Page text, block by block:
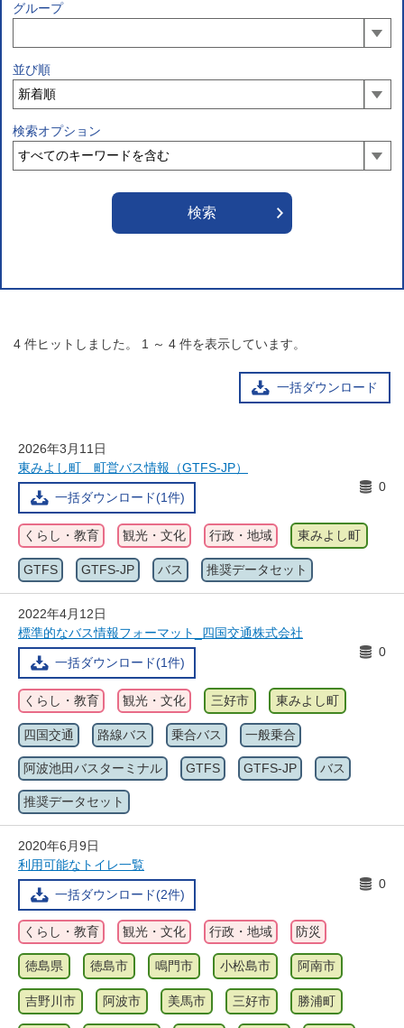
グループ
並び順
検索オプション
4 件ヒットしました。 1 ～ 4 件を表示しています。
一括ダウンロード
2026年3月11日
東みよし町 町営バス情報（GTFS-JP）
一括ダウンロード(1件)
0
くらし・教育 観光・文化 行政・地域 東みよし町
GTFS GTFS-JP バス 推奨データセット
2022年4月12日
標準的なバス情報フォーマット_四国交通株式会社
一括ダウンロード(1件)
0
くらし・教育 観光・文化 三好市 東みよし町
四国交通 路線バス 乗合バス 一般乗合
阿波池田バスターミナル GTFS GTFS-JP バス
推奨データセット
2020年6月9日
利用可能なトイレ一覧
一括ダウンロード(2件)
0
くらし・教育 観光・文化 行政・地域 防災
徳島県 徳島市 鳴門市 小松島市 阿南市
吉野川市 阿波市 美馬市 三好市 勝浦町